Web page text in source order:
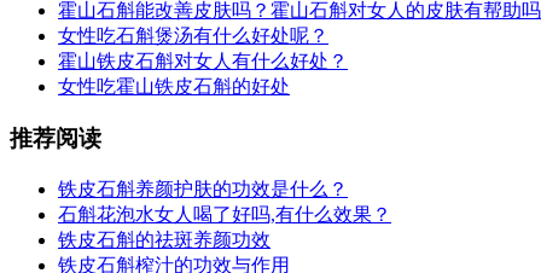
霍山石斛能改善皮肤吗？霍山石斛对女人的皮肤有帮助吗
女性吃石斛煲汤有什么好处呢？
霍山铁皮石斛对女人有什么好处？
女性吃霍山铁皮石斛的好处
推荐阅读
铁皮石斛养颜护肤的功效是什么？
石斛花泡水女人喝了好吗,有什么效果？
铁皮石斛的祛斑养颜功效
铁皮石斛榨汁的功效与作用